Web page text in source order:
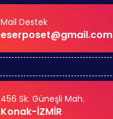
Mail Destek
eserposet@gmail.com
456 Sk. Güneşli Mah.
Konak-İZMİR